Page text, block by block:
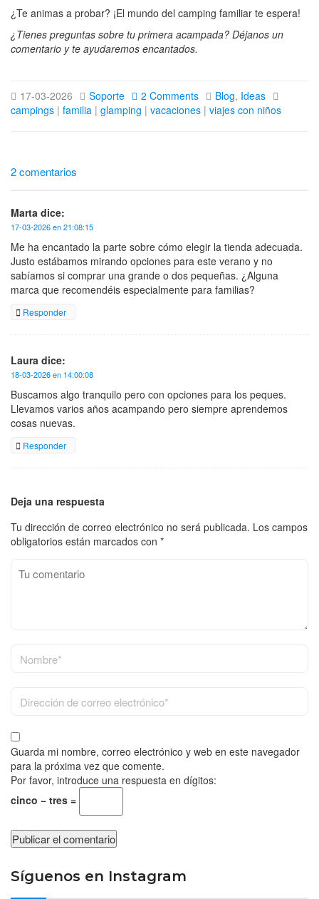
¿Te animas a probar? ¡El mundo del camping familiar te espera!
¿Tienes preguntas sobre tu primera acampada? Déjanos un
comentario y te ayudaremos encantados.
17-03-2026 Soporte 2 Comments Blog, Ideas
campings | familia | glamping | vacaciones | viajes con niños
2 comentarios
Marta dice:
17-03-2026 en 21:08:15
Me ha encantado la parte sobre cómo elegir la tienda adecuada.
Justo estábamos mirando opciones para este verano y no
sabíamos si comprar una grande o dos pequeñas. ¿Alguna
marca que recomendéis especialmente para familias?
Responder
Laura dice:
18-03-2026 en 14:00:08
Buscamos algo tranquilo pero con opciones para los peques.
Llevamos varios años acampando pero siempre aprendemos
cosas nuevas.
Responder
Deja una respuesta
Tu dirección de correo electrónico no será publicada. Los campos
obligatorios están marcados con *
Guarda mi nombre, correo electrónico y web en este navegador
para la próxima vez que comente.
Por favor, introduce una respuesta en dígitos:
cinco − tres =
Síguenos en Instagram